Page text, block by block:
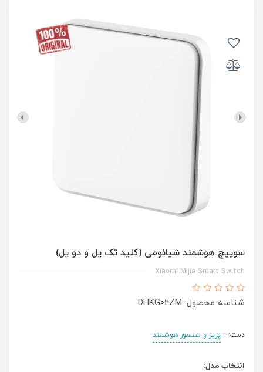
سوییچ هوشمند شیائومی (کلید تک پل و دو پل)
Xiaomi Mijia Smart Switch
شناسه محصول: DHKG02ZM
دسته : پریز و سنسور هوشمند
انتخاب مدل: